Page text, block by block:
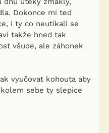
Dokonce mi teď
i ty co neutíkali se
takže hned tak
všude, ale záhonek
vyučovat kohouta aby
sebe ty slepice